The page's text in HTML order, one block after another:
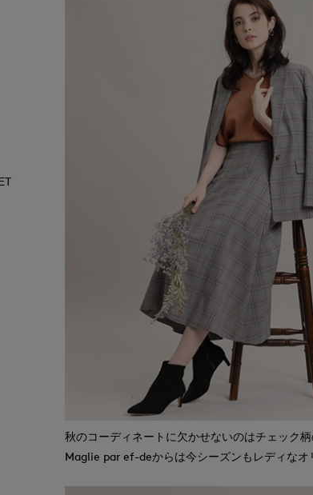
秋のコーディネートに欠かせないのはチェック柄
Maglie par ef-deからは今シーズンもレディなオ